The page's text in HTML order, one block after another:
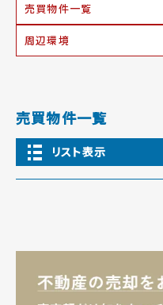
売買物件一覧
周辺環境
売買物件一覧
リスト表示